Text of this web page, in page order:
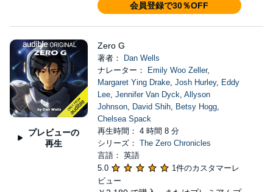
会員登録で30％OFF
プレビューの
再生
Zero G
著者：
Dan Wells
ナレーター：
Emily Woo Zeller,
Margaret Ying Drake, Josh Hurley, Eddy
Lee, Jennifer Van Dyck, Allyson
Johnson, David Shih, Betsy Hogg,
Chelsea Spack
再生時間： 4 時間 8 分
シリーズ： The Zero Chronicles
言語： 英語
5.0
1件のカスタマーレ
ビュー